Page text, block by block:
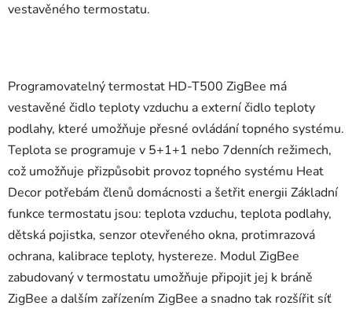
vestavěného termostatu.
Programovatelný termostat HD-T500 ZigBee má
vestavěné čidlo teploty vzduchu a externí čidlo teploty
podlahy, které umožňuje přesné ovládání topného systému.
Teplota se programuje v 5+1+1 nebo 7denních režimech,
což umožňuje přizpůsobit provoz topného systému Heat
Decor potřebám členů domácnosti a šetřit energii Základní
funkce termostatu jsou: teplota vzduchu, teplota podlahy,
dětská pojistka, senzor otevřeného okna, protimrazová
ochrana, kalibrace teploty, hystereze. Modul ZigBee
zabudovaný v termostatu umožňuje připojit jej k bráně
ZigBee a dalším zařízením ZigBee a snadno tak rozšířit síť